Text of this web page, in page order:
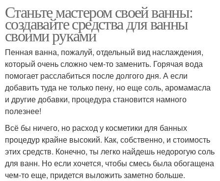
Станьте мастером своей ванны:
создавайте средства для ванны
своими руками
Пенная ванна, пожалуй, отдельный вид наслаждения,
который очень сложно чем-то заменить. Горячая вода
помогает расслабиться после долгого дня. А если
добавить туда не только пену, но еще соль, аромамасла
и другие добавки, процедура становится намного
полезнее!
Всё бы ничего, но расход у косметики для банных
процедур крайне высокий. Как, собственно, и стоимость
этих средств. Конечно, ты легко найдешь недорогую соль
для ванн. Но если хочется, чтобы смесь была обогащена
чем-то еще, придется выложить заметно больше.